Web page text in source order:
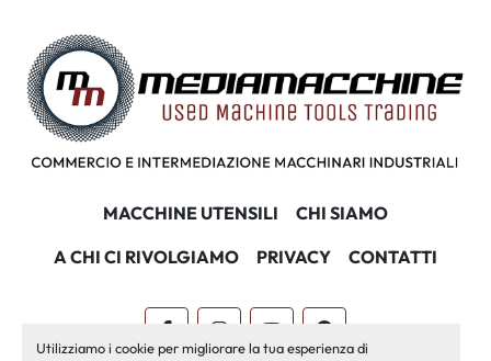
Utilizziamo i cookie per migliorare la tua esperienza di
MACCHINE UTENSILI
CHI SIAMO
A CHI CI RIVOLGIAMO
PRIVACY CONTATTI
facebookinstagramyoutubepinterest